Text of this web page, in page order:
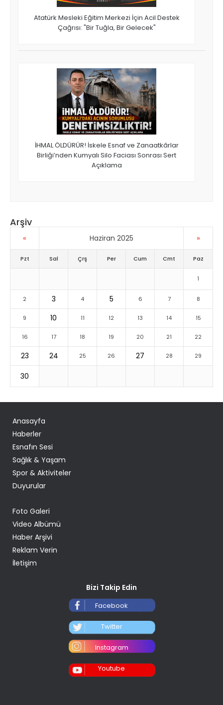
Atatürk Mesleki Eğitim Merkezi İçin Acil Destek
Çağrısı: "Bir Tuğla, Bir Gelecek"
İHMAL ÖLDÜRÜR! İskele Esnaf ve Zanaatkârlar
Birliği’nden Kumyalı Silo Faciası Sonrası Sert
Açıklama
Arşiv
« Haziran 2025 »
Pzt Sal Çrş Per Cum Cmt Paz
1
2 3 4 5 6 7 8
9 10 11 12 13 14 15
16 17 18 19 20 21 22
23 24 25 26 27 28 29
30
Anasayfa
Haberler
Esnafın Sesi
Sağlık & Yaşam
Spor & Aktiviteler
Duyurular
Foto Galeri
Video Albümü
Haber Arşivi
Reklam Verin
İletişim
Bizi Takip Edin
Facebook
Twitter
Instagram
Youtube